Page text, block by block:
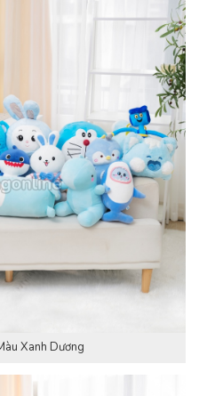
Xanh Dương